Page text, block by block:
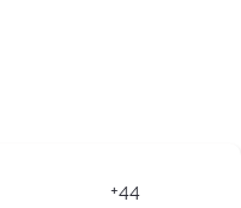
+44